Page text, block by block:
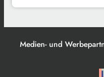
Medien- und